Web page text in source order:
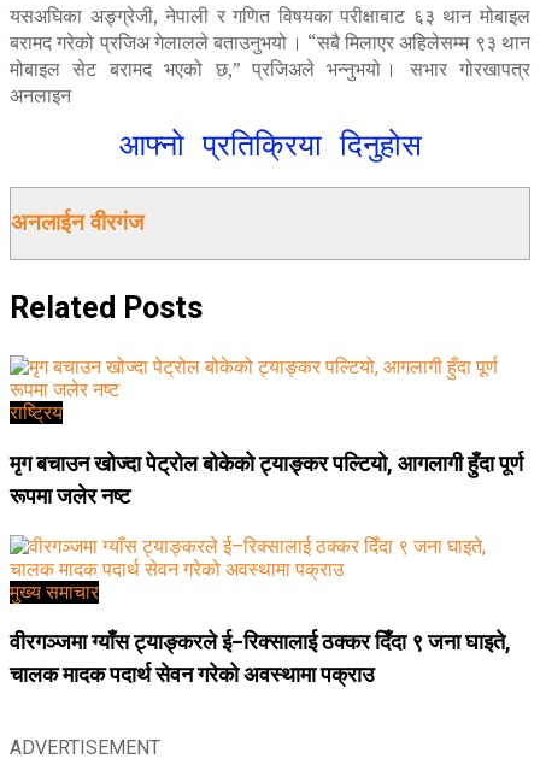
यसअघिका अङ्ग्रेजी, नेपाली र गणित विषयका परीक्षाबाट ६३ थान मोबाइल
बरामद गरेको प्रजिअ गेलालले बताउनुभयो । “सबै मिलाएर अहिलेसम्म ९३ थान
मोबाइल सेट बरामद भएको छ,” प्रजिअले भन्नुभयो । सभार गोरखापत्र
अनलाइन
आफ्नो प्रतिक्रिया दिनुहोस
अनलाईन वीरगंज
Related Posts
राष्ट्रिय
मृग बचाउन खोज्दा पेट्रोल बोकेको ट्याङ्कर पल्टियो, आगलागी हुँदा पूर्ण
रूपमा जलेर नष्ट
मुख्य समाचार
वीरगञ्जमा ग्याँस ट्याङ्करले ई–रिक्सालाई ठक्कर दिँदा ९ जना घाइते,
चालक मादक पदार्थ सेवन गरेको अवस्थामा पक्राउ
ADVERTISEMENT